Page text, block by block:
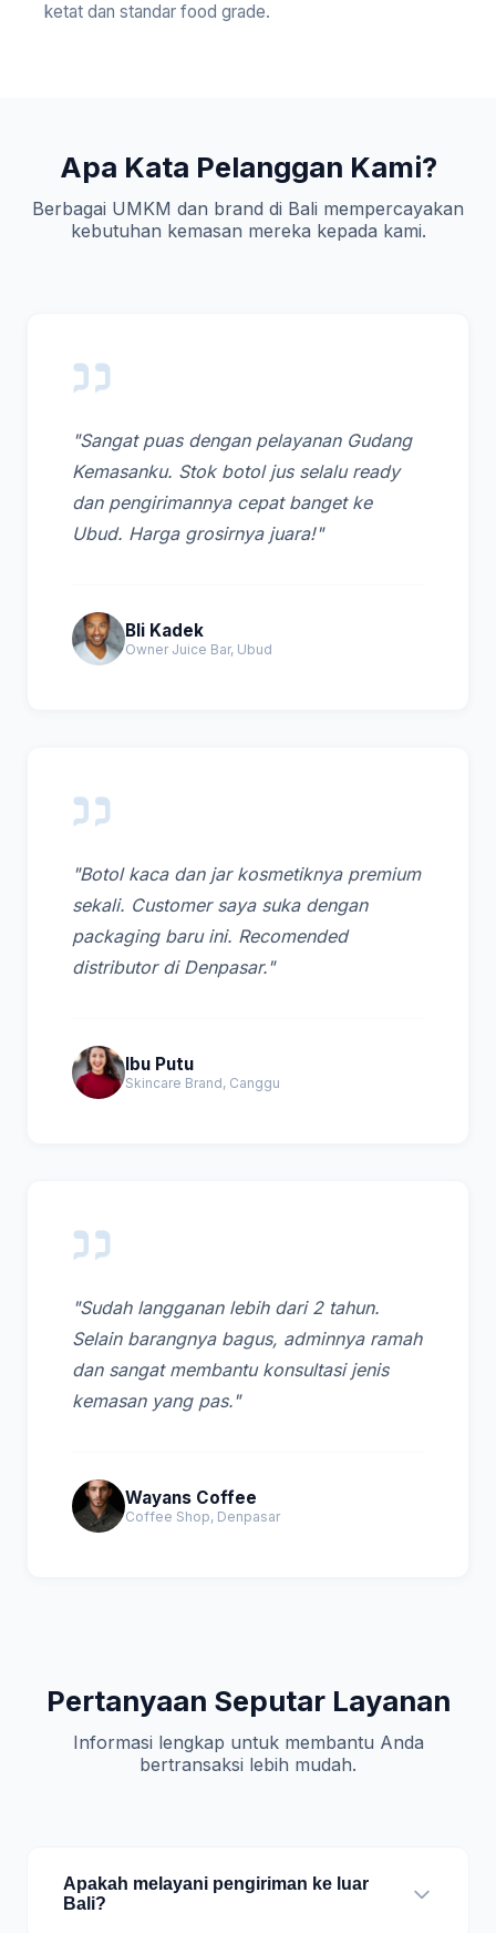
ketat dan standar food grade.
Apa Kata Pelanggan Kami?
Berbagai UMKM dan brand di Bali mempercayakan
kebutuhan kemasan mereka kepada kami.
"Sangat puas dengan pelayanan Gudang
Kemasanku. Stok botol jus selalu ready
dan pengirimannya cepat banget ke
Ubud. Harga grosirnya juara!"
Bli Kadek
Owner Juice Bar, Ubud
"Botol kaca dan jar kosmetiknya premium
sekali. Customer saya suka dengan
packaging baru ini. Recomended
distributor di Denpasar."
Ibu Putu
Skincare Brand, Canggu
"Sudah langganan lebih dari 2 tahun.
Selain barangnya bagus, adminnya ramah
dan sangat membantu konsultasi jenis
kemasan yang pas."
Wayans Coffee
Coffee Shop, Denpasar
Pertanyaan Seputar Layanan
Informasi lengkap untuk membantu Anda
bertransaksi lebih mudah.
Apakah melayani pengiriman ke luar
Bali?